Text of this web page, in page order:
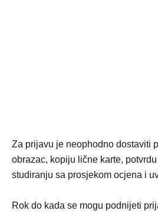
Za prijavu je neophodno dostaviti
obrazac, kopiju lične karte,
studiranju sa prosjekom ocjena i
Rok do kada se mogu podnijeti